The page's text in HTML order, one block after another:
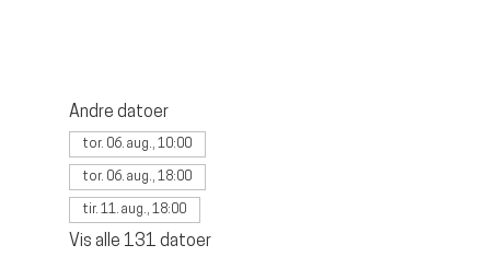
Andre datoer
tor. 06. aug., 10:00
tor. 06. aug., 18:00
tir. 11. aug., 18:00
Vis alle 131 datoer